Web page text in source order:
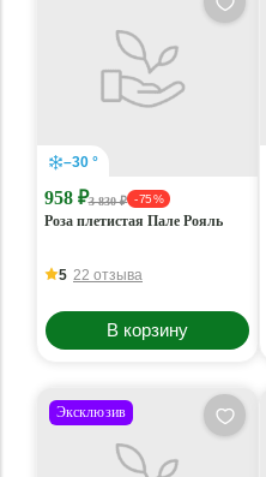
–30 °
958 ₽3 830 ₽ - 75 %
Роза плетистая Пале Рояль
5 22 отзыва
В корзину
Эксклюзив